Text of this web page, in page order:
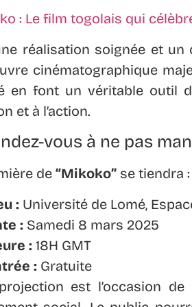
réalisation soignée et
cinématographique
en font un véritable outil
et à l’action.
vous à ne pas
de “Mikoko” se tiendra :
: Université de Lomé,
: Samedi 8 mars 2025
: 18H GMT
: Gratuite
est l’occasion